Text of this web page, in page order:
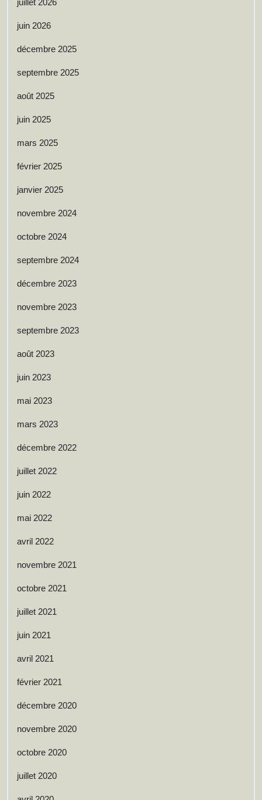
juillet 2026
juin 2026
décembre 2025
septembre 2025
août 2025
juin 2025
mars 2025
février 2025
janvier 2025
novembre 2024
octobre 2024
septembre 2024
décembre 2023
novembre 2023
septembre 2023
août 2023
juin 2023
mai 2023
mars 2023
décembre 2022
juillet 2022
juin 2022
mai 2022
avril 2022
novembre 2021
octobre 2021
juillet 2021
juin 2021
avril 2021
février 2021
décembre 2020
novembre 2020
octobre 2020
juillet 2020